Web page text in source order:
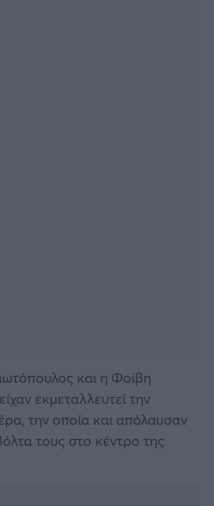
και η Φοίβη
εκμεταλλευτεί την
την οποία και απόλαυσαν
τους στο κέντρο της